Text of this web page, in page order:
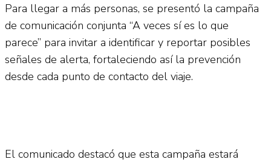
Para llegar a más personas, se presentó la campaña
de comunicación conjunta “A veces sí es lo que
parece” para invitar a identificar y reportar posibles
señales de alerta, fortaleciendo así la prevención
desde cada punto de contacto del viaje.
El comunicado destacó que esta campaña estará